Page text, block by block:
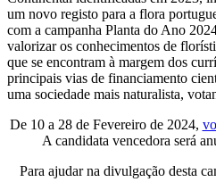
um novo registo para a flora
com a campanha Planta do Ano
valorizar os conhecimentos de
que se encontram à margem dos
principais vias de financiamento
uma sociedade mais naturalista,
De 10 a 28 de Fevereiro de 2024,
A candidata vencedora será
Para ajudar na divulgação desta